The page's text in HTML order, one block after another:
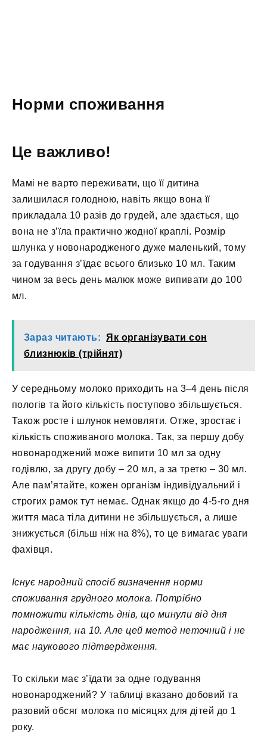
Норми споживання
Це важливо!
Мамі не варто переживати, що її дитина
залишилася голодною, навіть якщо вона її
прикладала 10 разів до грудей, але здається, що
вона не з’їла практично жодної краплі. Розмір
шлунка у новонародженого дуже маленький, тому
за годування з’їдає всього близько 10 мл. Таким
чином за весь день малюк може випивати до 100
мл.
Зараз читають: Як організувати сон
близнюків (трійнят)
У середньому молоко приходить на 3–4 день після
пологів та його кількість поступово збільшується.
Також росте і шлунок немовляти. Отже, зростає і
кількість споживаного молока. Так, за першу добу
новонароджений може випити 10 мл за одну
годівлю, за другу добу – 20 мл, а за третю – 30 мл.
Але пам’ятайте, кожен організм індивідуальний і
строгих рамок тут немає. Однак якщо до 4-5-го дня
життя маса тіла дитини не збільшується, а лише
знижується (більш ніж на 8%), то це вимагає уваги
фахівця.
Існує народний спосіб визначення норми
споживання грудного молока. Потрібно
помножити кількість днів, що минули від дня
народження, на 10. Але цей метод неточний і не
має наукового підтвердження.
То скільки має з’їдати за одне годування
новонароджений? У таблиці вказано добовий та
разовий обсяг молока по місяцях для дітей до 1
року.